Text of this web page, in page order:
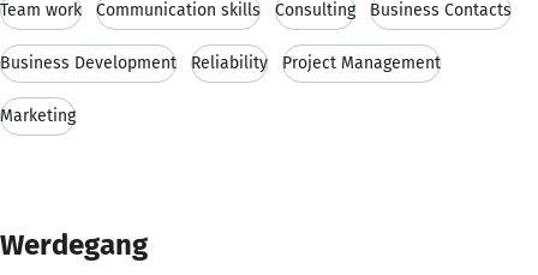
Team work Communication skills Consulting Business Contacts
Business Development Reliability Project Management
Marketing
Werdegang